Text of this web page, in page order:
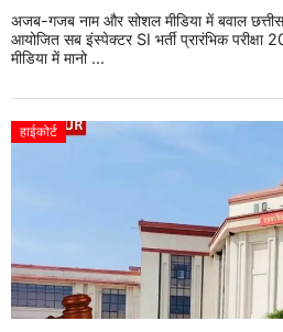
अजब-गजब नाम और सोशल मीडिया में बवाल
आयोजित सब इंस्पेक्टर SI भर्ती प्रारंभिक परीक्षा
मीडिया में मानो ...
हाईकोर्ट